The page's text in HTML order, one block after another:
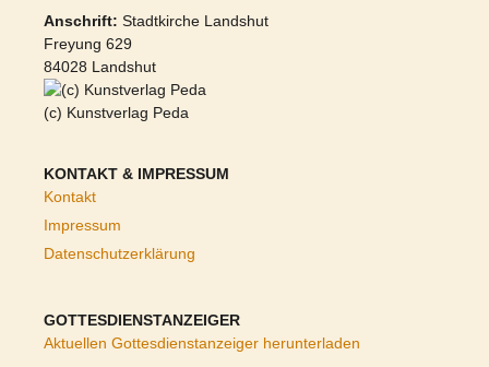
Anschrift: Stadtkirche Landshut
Freyung 629
84028 Landshut
(c) Kunstverlag Peda
KONTAKT & IMPRESSUM
Kontakt
Impressum
Datenschutzerklärung
GOTTESDIENSTANZEIGER
Aktuellen Gottesdienstanzeiger herunterladen